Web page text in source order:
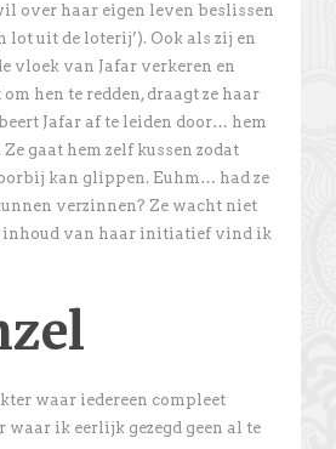
over haar eigen leven beslissen
lot uit de loterij’). Ook als zij en
vloek van Jafar verkeren en
hen te redden, draagt ze haar
Jafar af te leiden door… hem
gaat hem zelf kussen zodat
kan glippen. Euhm… had ze
verzinnen? Ze wacht niet
inhoud van haar initiatief vind ik
waar iedereen compleet
waar ik eerlijk gezegd geen al te